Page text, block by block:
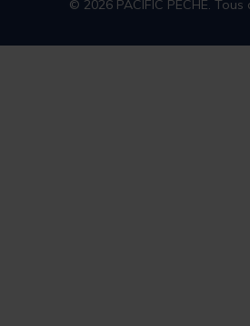
© 2026 PACIFIC PECHE. Tous